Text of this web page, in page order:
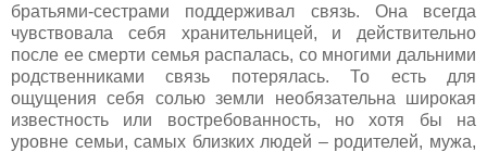
братьями-сестрами поддерживал связь. Она всегда
чувствовала себя хранительницей, и действительно
после ее смерти семья распалась, со многими дальними
родственниками связь потерялась. То есть для
ощущения себя солью земли необязательна широкая
известность или востребованность, но хотя бы на
уровне семьи, самых близких людей – родителей, мужа,